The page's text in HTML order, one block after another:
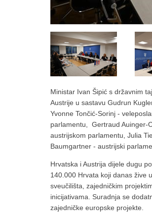
Ministar Ivan Šipić s državnim
Austrije u sastavu Gudrun
Yvonne Tončić-Sorinj -
parlamentu, Gertraud Auinger-
austrijskom parlamentu, Julia
Baumgartner - austrijski
Hrvatska i Austrija dijele dugu
140.000 Hrvata koji danas žive
sveučilišta, zajedničkim
inicijativama. Suradnja se
zajedničke europske projekte.